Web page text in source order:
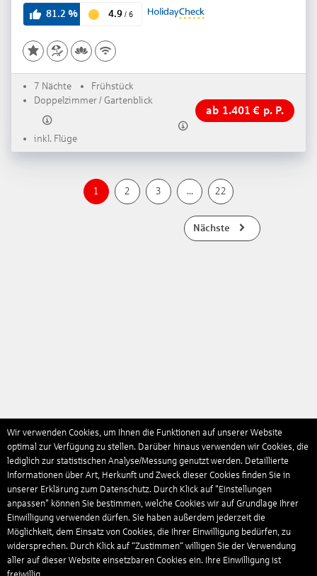
81.2 % 4.9 / 6
7 Nächte
Frühstück
Doppelzimmer / Gartenblick
inkl. Flüge
ab 1.401 € p. P.
1 2 3 ... 22
Nächste
Wir verwenden Cookies, um Ihnen die Funktionen auf unserer Website
optimal zur Verfügung zu stellen. Darüber hinaus verwenden wir Cookies, die
lediglich zur statistischen Analyse/Messung genutzt werden. Detaillierte
Informationen über Art, Herkunft und Zweck dieser Cookies finden Sie in
unserer Erklärung zum Datenschutz. Durch Klick auf "Einstellungen
anpassen" können Sie bestimmen, welche Cookies wir auf Grundlage Ihrer
Einwilligung verwenden dürfen. Sie haben außerdem jederzeit die
Möglichkeit, dem Einsatz von Cookies, die Ihrer Einwilligung bedürfen, zu
widersprechen. Durch Klick auf “Zustimmen“ willigen Sie der Verwendung
aller auf dieser Website einsetzbaren Cookies ein. Ihre Einwilligung ist